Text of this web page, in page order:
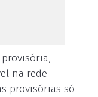
na rede
provisórias só